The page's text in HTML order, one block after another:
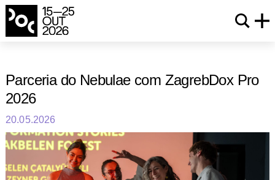
Parceria do Nebulae com ZagrebDox Pro
2026
20.05.2026